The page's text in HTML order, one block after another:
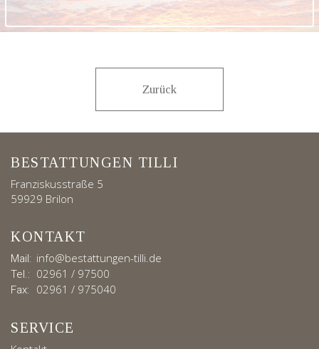
Zurück
BESTATTUNGEN TILLI
Franziskusstraße 5
59929 Brilon
KONTAKT
Mail: info@bestattungen-tilli.de
Tel.: 02961 / 97500
Fax: 02961 / 975040
SERVICE